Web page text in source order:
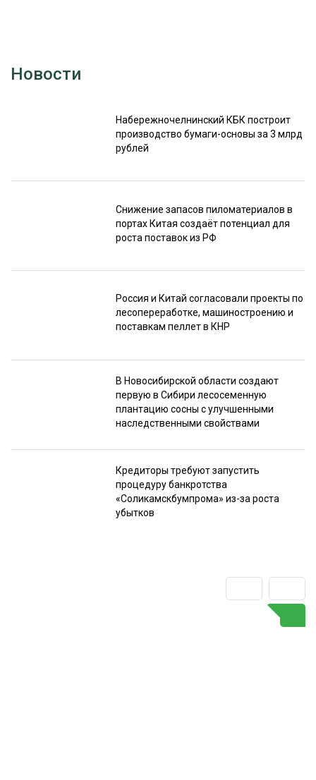
Новости
Набережночелнинский КБК построит
производство бумаги-основы за 3 млрд
рублей
Снижение запасов пиломатериалов в
портах Китая создаёт потенциал для
роста поставок из РФ
Россия и Китай согласовали проекты по
лесопереработке, машиностроению и
поставкам пеллет в КНР
В Новосибирской области создают
первую в Сибири лесосеменную
плантацию сосны с улучшенными
наследственными свойствами
Кредиторы требуют запустить
процедуру банкротства
«Соликамскбумпрома» из-за роста
убытков